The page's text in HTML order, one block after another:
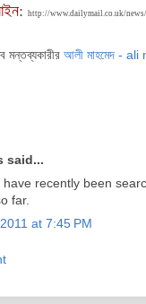
: http://www.dailymail.co.uk/
মন্তব্যকারীর আলী মাহমেদ -
said...
recently been
far.
at 7:45 PM